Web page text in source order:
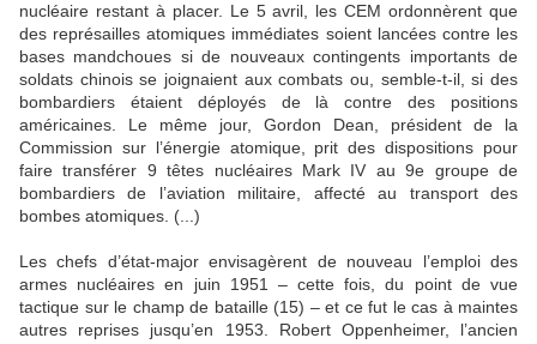
nucléaire restant à placer. Le 5 avril, les CEM ordonnèrent que
des représailles atomiques immédiates soient lancées contre les
bases mandchoues si de nouveaux contingents importants de
soldats chinois se joignaient aux combats ou, semble-t-il, si des
bombardiers étaient déployés de là contre des positions
américaines. Le même jour, Gordon Dean, président de la
Commission sur l’énergie atomique, prit des dispositions pour
faire transférer 9 têtes nucléaires Mark IV au 9e groupe de
bombardiers de l’aviation militaire, affecté au transport des
bombes atomiques. (...)
Les chefs d’état-major envisagèrent de nouveau l’emploi des
armes nucléaires en juin 1951 – cette fois, du point de vue
tactique sur le champ de bataille (15) – et ce fut le cas à maintes
autres reprises jusqu’en 1953. Robert Oppenheimer, l’ancien